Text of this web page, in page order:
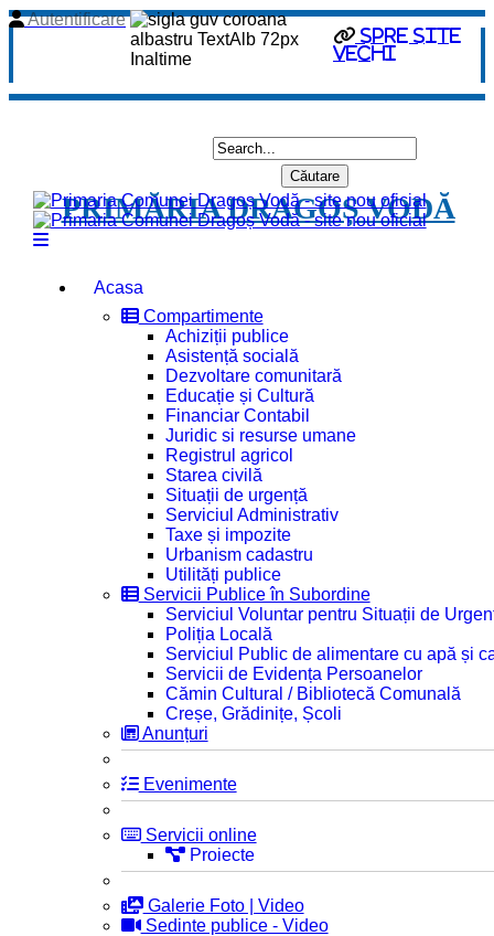
spre site
vechi
Autentificare
PRIMĂRIA DRAGOȘ VODĂ
Acasa
Compartimente
Achiziții publice
Asistență socială
Dezvoltare comunitară
Educație și Cultură
Financiar Contabil
Juridic si resurse umane
Registrul agricol
Starea civilă
Situații de urgență
Serviciul Administrativ
Taxe și impozite
Urbanism cadastru
Utilități publice
Servicii Publice în Subordine
Serviciul Voluntar pentru Situații de
Poliția Locală
Serviciul Public de alimentare cu apă și
Servicii de Evidența Persoanelor
Cămin Cultural / Bibliotecă Comunală
Creșe, Grădinițe, Școli
Anunțuri
Evenimente
Servicii online
Proiecte
Galerie Foto | Video
Sedinte publice - Video